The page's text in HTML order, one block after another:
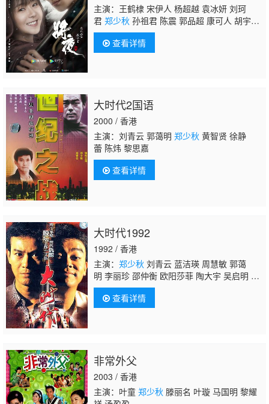
主演：王鹤棣 宋伊人 杨超越 袁冰妍 刘珂
君 郑少秋 孙祖君 陈震 郭品超 康可人 胡宇
轩 保剑锋 练练 王劲松 成泰燊 尹铸胜 张双
利 余皑磊 艾丽娅
查看详情
大时代2国语
2000 / 香港
主演：刘青云 郭蔼明 郑少秋 黄智贤 徐静
蕾 陈炜 黎思嘉
查看详情
大时代1992
1992 / 香港
主演： 郑少秋 刘青云 蓝洁瑛 周慧敏 郭蔼
明 李丽珍 邵仲衡 欧阳莎菲 陶大宇 吴启明 刘
松仁 杨羚 林保怡 吴咏红
查看详情
非常外父
2003 / 香港
主演：叶童 郑少秋 滕丽名 叶璇 马国明 黎耀